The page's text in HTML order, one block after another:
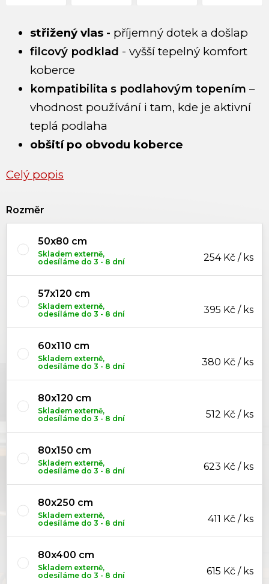
střižený vlas - příjemný dotek a došlap
filcový podklad - vyšší tepelný komfort
koberce
kompatibilita s podlahovým topením –
vhodnost používání i tam, kde je aktivní
teplá podlaha
obšití po obvodu koberce
Celý popis
Rozměr
50x80 cm
Skladem externě,
odesíláme do 3 - 8 dní
254 Kč / ks
57x120 cm
Skladem externě,
odesíláme do 3 - 8 dní
395 Kč / ks
60x110 cm
Skladem externě,
odesíláme do 3 - 8 dní
380 Kč / ks
80x120 cm
Skladem externě,
odesíláme do 3 - 8 dní
512 Kč / ks
80x150 cm
Skladem externě,
odesíláme do 3 - 8 dní
623 Kč / ks
80x250 cm
Skladem externě,
odesíláme do 3 - 8 dní
411 Kč / ks
80x400 cm
Skladem externě,
odesíláme do 3 - 8 dní
615 Kč / ks